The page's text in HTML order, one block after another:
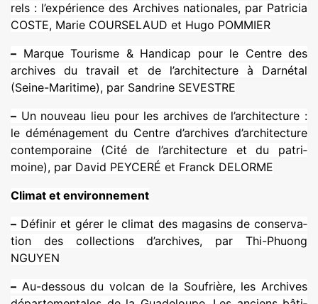
rels : l’expé­rience des Archives natio­na­les, par Patricia
COSTE, Marie COURSELAUD et Hugo POMMIER
– Marque Tourisme & Handicap pour le Centre des
archi­ves du tra­vail et de l’archi­tec­ture à Darnétal
(Seine-Maritime), par Sandrine SEVESTRE
– Un nou­veau lieu pour les archi­ves de l’archi­tec­ture :
le démé­na­ge­ment du Centre d’archi­ves d’archi­tec­ture
contem­po­raine (Cité de l’archi­tec­ture et du patri­
moine), par David PEYCERÉ et Franck DELORME
Climat et envi­ron­ne­ment
– Définir et gérer le climat des maga­sins de conser­va­
tion des col­lec­tions d’archi­ves, par Thi-Phuong
NGUYEN
– Au-des­sous du volcan de la Soufrière, les Archives